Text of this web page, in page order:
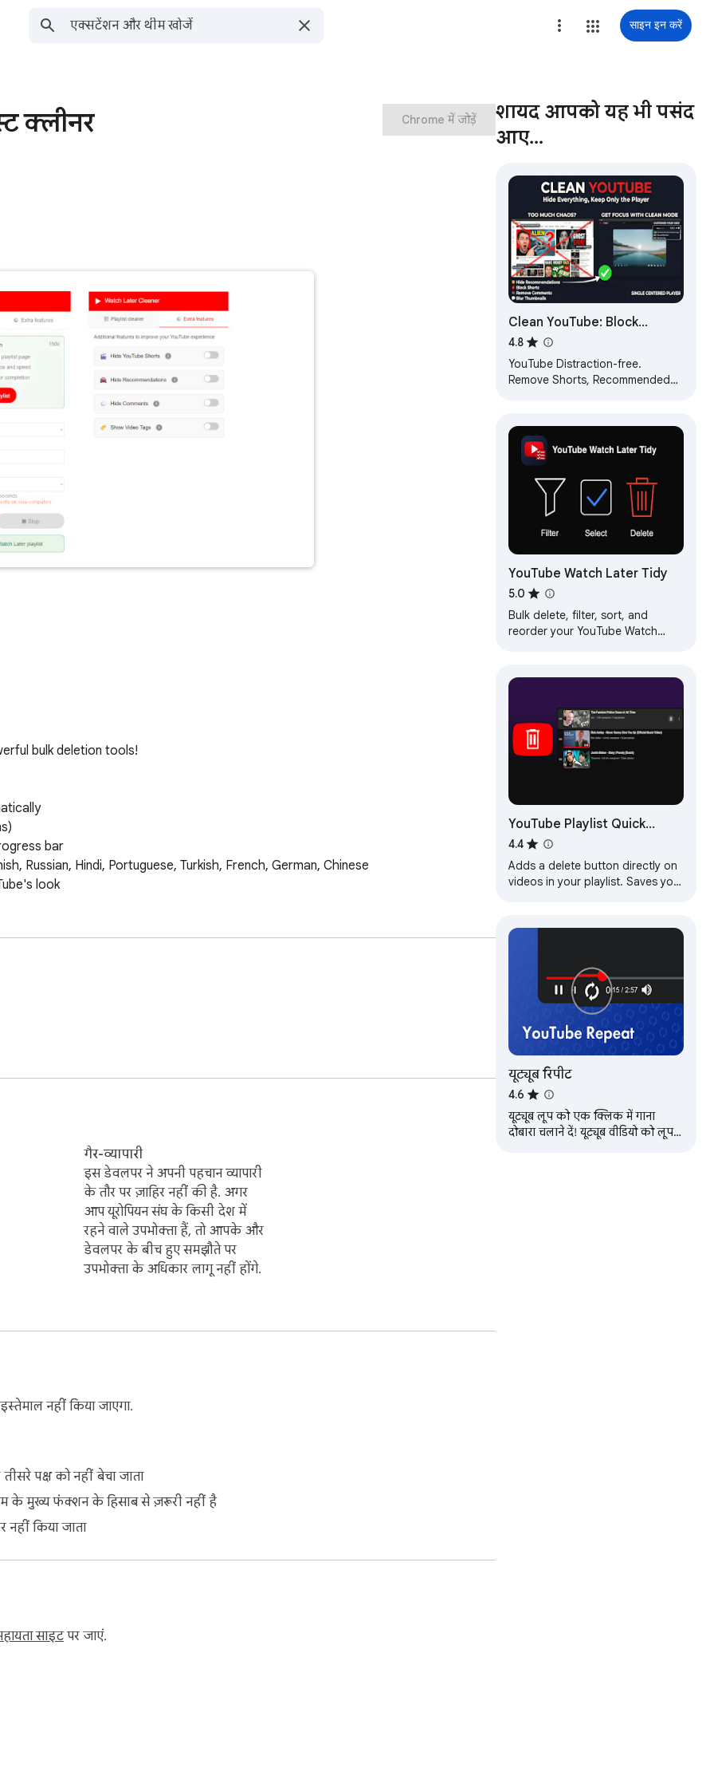
साइन इन करें
क्लीनर Chrome में जोड़ें
bulk deletion tools!
bar
Russian, Hindi, Portuguese, Turkish, French, German, Chinese
look
Deutsch, 中文
गैर-व्यापारी
इस डेवलपर ने अपनी पहचान व्यापारी
के तौर पर ज़ाहिर नहीं की है. अगर
आप यूरोपियन संघ के किसी देश में
रहने वाले उपभोक्ता हैं, तो आपके और
डेवलपर के बीच हुए समझौते पर
उपभोक्ता के अधिकार लागू नहीं होंगे.
नहीं किया जाएगा.
पक्ष को नहीं बेचा जाता
के मुख्य फंक्शन के हिसाब से ज़रूरी नहीं है
नहीं किया जाता
साइटपर जाएं.
शायद आपको यह भी पसंद
आए…
Clean YouTube: Block
Shorts, Hide Comments &
Feeds
4.8
YouTube Distraction-free.
Remove Shorts, Recommended
YouTube Watch Later Tidy
5.0
Bulk delete, filter, sort, and
reorder your YouTube Watch
collected.
YouTube Playlist Quick
Delete
4.4
Adds a delete button directly on
videos in your playlist. Saves you
यूट्यूब रिपीट
4.6
यूट्यूब लूप को एक क्लिक में गाना
दोबारा चलाने दें! यूट्यूब वीडियो को लूप